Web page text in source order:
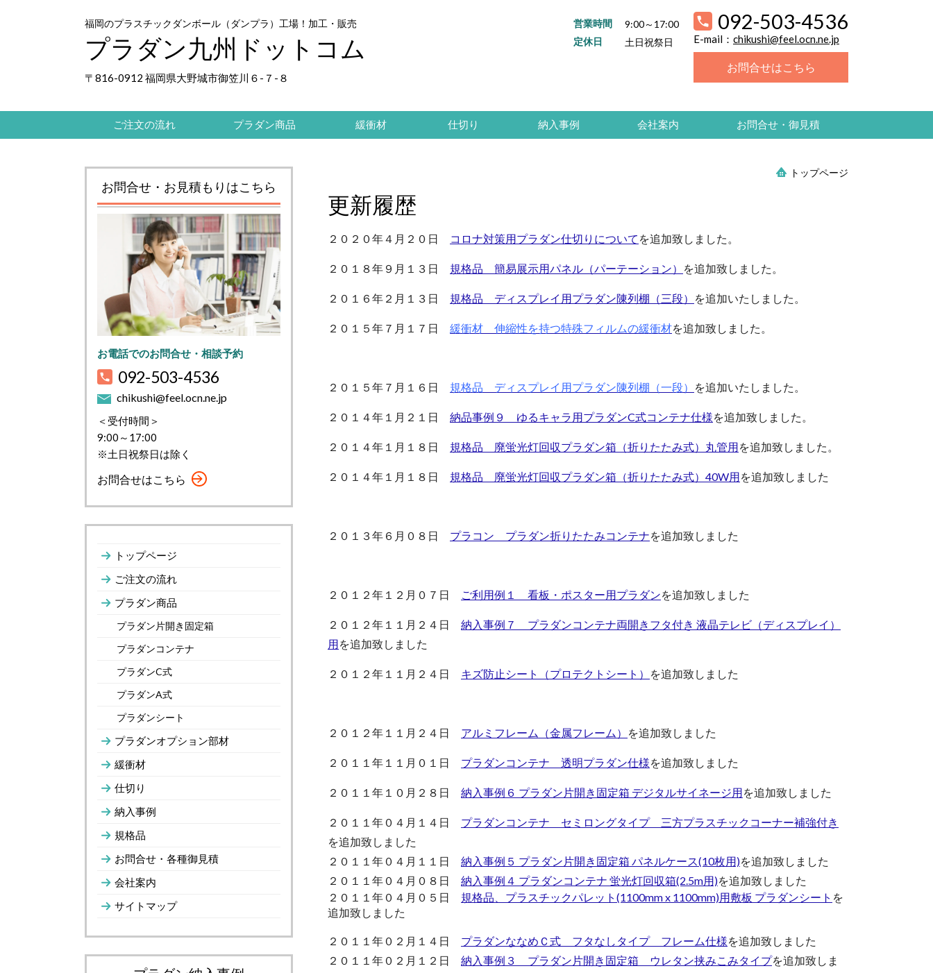
福岡のプラスチックダンボール（ダンプラ）工場！加工・販売
プラダン九州ドットコム
〒816-0912 福岡県大野城市御笠川６-７-８
営業時間
9:00～17:00
定休日
土日祝祭日
092-503-4536
E-mail： chikushi@feel.ocn.ne.jp
お問合せはこちら
ご注文の流れ プラダン商品 緩衝材 仕切り 納入事例 会社案内 お問合せ・御見積
トップページ
更新履歴
２０２０年４月２０日 コロナ対策用プラダン仕切りについて を追加致しました。
２０１８年９月１３日 規格品 簡易展示用パネル（パーテーション） を追加致しました。
２０１６年２月１３日 規格品 ディスプレイ用プラダン陳列棚（三段） を追加いたしました。
２０１５年７月１７日 緩衝材 伸縮性を持つ特殊フィルムの緩衝材を追加致しました。
２０１５年７月１６日 規格品 ディスプレイ用プラダン陳列棚（一段） を追加いたしました。
２０１４年１月２１日 納品事例９ ゆるキャラ用プラダンC式コンテナ仕様を追加致しました。
２０１４年１月１８日 規格品 廃蛍光灯回収プラダン箱（折りたたみ式）丸管用を追加致しました。
２０１４年１月１８日 規格品 廃蛍光灯回収プラダン箱（折りたたみ式）40W用を追加致しました
２０１３年６月０８日 プラコン プラダン折りたたみコンテナを追加致しました
２０１２年１２月０７日 ご利用例１ 看板・ポスター用プラダンを追加致しました
２０１２年１１月２４日 納入事例７ プラダンコンテナ両開きフタ付き 液晶テレビ（ディスプレイ）
用を追加致しました
２０１２年１１月２４日 キズ防止シート（プロテクトシート） を追加致しました
２０１２年１１月２４日 アルミフレーム（金属フレーム） を追加致しました
２０１１年１１月０１日 プラダンコンテナ 透明プラダン仕様を追加致しました
２０１１年１０月２８日 納入事例６ プラダン片開き固定箱 デジタルサイネージ用を追加致しました
２０１１年０４月１４日 プラダンコンテナ セミロングタイプ 三方プラスチックコーナー補強付き
を追加致しました
２０１１年０４月１１日 納入事例５ プラダン片開き固定箱 パネルケース(10枚用)を追加致しました
２０１１年０４月０８日 納入事例４ プラダンコンテナ 蛍光灯回収箱(2.5m用)を追加致しました
２０１１年０４月０５日 規格品、プラスチックパレット(1100mm x 1100mm)用敷板 プラダンシート を
追加致しました
２０１１年０２月１４日 プラダンななめＣ式 フタなしタイプ フレーム仕様を追加致しました
２０１１年０２月１２日 納入事例３ プラダン片開き固定箱 ウレタン挟みこみタイプを追加致しま
お問合せ・お見積もりはこちら
お電話でのお問合せ・相談予約
092-503-4536
chikushi@feel.ocn.ne.jp
＜受付時間＞
9:00～17:00
※土日祝祭日は除く
お問合せはこちら
トップページ
ご注文の流れ
プラダン商品
プラダン片開き固定箱
プラダンコンテナ
プラダンC式
プラダンA式
プラダンシート
プラダンオプション部材
緩衝材
仕切り
納入事例
規格品
お問合せ・各種御見積
会社案内
サイトマップ